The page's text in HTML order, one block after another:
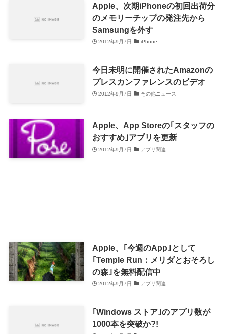
Apple、次期iPhoneの初回出荷分
のメモリーチップの発注先から
Samsungを外す
2012年9月7日 iPhone
今日未明に開催されたAmazonの
プレスカンファレンスのビデオ
2012年9月7日 その他ニュース
Apple、App Storeの｢スタッフの
おすすめ｣アプリを更新
2012年9月7日 アプリ関連
Apple、｢今週のApp｣として
｢Temple Run：メリダとおそろし
の森｣を無料配信中
2012年9月7日 アプリ関連
｢Windows ストア｣のアプリ数が
1000本を突破か?!